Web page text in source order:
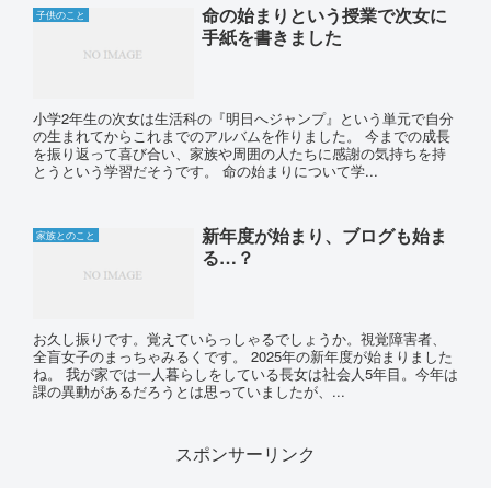
子供のこと
命の始まりという授業で次女に
手紙を書きました
小学2年生の次女は生活科の『明日へジャンプ』という単元で自分
の生まれてからこれまでのアルバムを作りました。 今までの成長
を振り返って喜び合い、家族や周囲の人たちに感謝の気持ちを持
とうという学習だそうです。 命の始まりについて学...
家族とのこと
新年度が始まり、ブログも始ま
る…？
お久し振りです。覚えていらっしゃるでしょうか。視覚障害者、
全盲女子のまっちゃみるくです。 2025年の新年度が始まりました
ね。 我が家では一人暮らしをしている長女は社会人5年目。今年は
課の異動があるだろうとは思っていましたが、...
スポンサーリンク